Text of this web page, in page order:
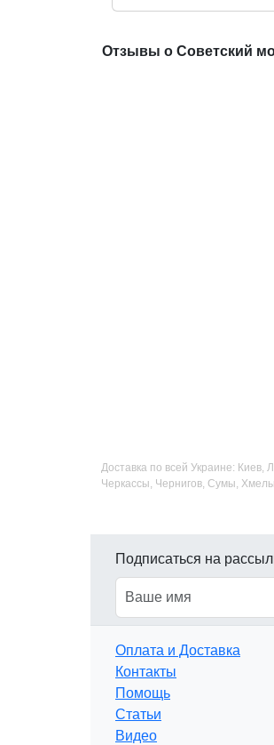
Отзывы о Советский
Доставка по всей Украине:
Черкассы, Чернигов, Сумы,
Подписаться на
Оплата и Доставка
Контакты
Помощь
Статьи
Видео